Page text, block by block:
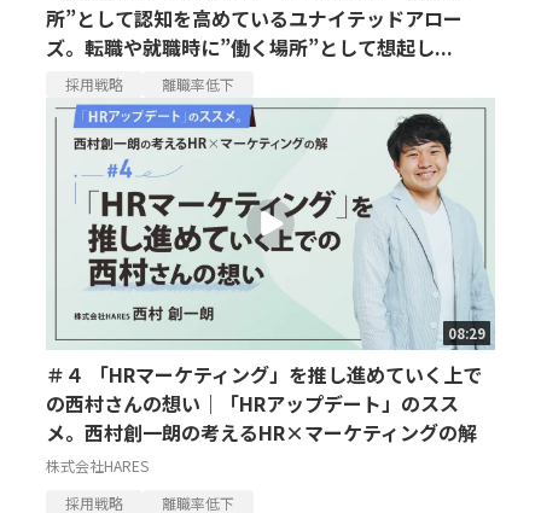
所”として認知を高めているユナイテッドアロー
ズ。転職や就職時に”働く場所”として想起し...
採用戦略 離職率低下
08:29
＃４ 「HRマーケティング」を推し進めていく上で
の西村さんの想い｜「HRアップデート」のスス
メ。西村創一朗の考えるHR×マーケティングの解
株式会社HARES
採用戦略
離職率低下